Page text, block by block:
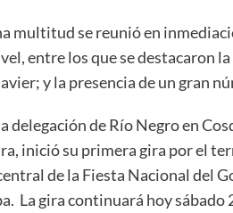
multitud se reunió en
entre los que se destacaron
y la presencia de un gran
delegación de Río Negro en
inició su primera gira por el
de la Fiesta Nacional del
La gira continuará hoy sábado